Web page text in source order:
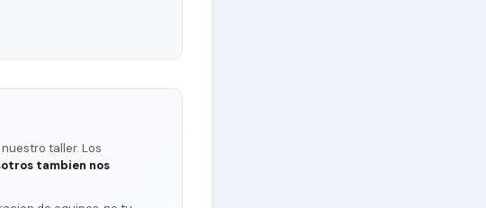
taller. Los
tambien nos